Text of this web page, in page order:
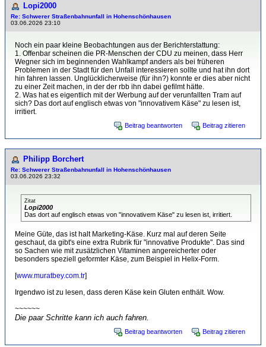
Lopi2000
Re: Schwerer Straßenbahnunfall in Hohenschönhausen
03.06.2026 23:10
Noch ein paar kleine Beobachtungen aus der Berichterstattung:
1. Offenbar scheinen die PR-Menschen der CDU zu meinen, dass Herr
Wegner sich im beginnenden Wahlkampf anders als bei früheren
Problemen in der Stadt für den Unfall interessieren sollte und hat ihn dort
hin fahren lassen. Unglücklicherweise (für ihn?) konnte er dies aber nicht
zu einer Zeit machen, in der der rbb ihn dabei gefilmt hätte.
2. Was hat es eigentlich mit der Werbung auf der verunfallten Tram auf
sich? Das dort auf englisch etwas von "innovativem Käse" zu lesen ist,
irritiert.
Beitrag beantworten Beitrag zitieren
Philipp Borchert
Re: Schwerer Straßenbahnunfall in Hohenschönhausen
03.06.2026 23:32
Zitat
Lopi2000
Das dort auf englisch etwas von "innovativem Käse" zu lesen ist, irritiert.
Meine Güte, das ist halt Marketing-Käse. Kurz mal auf deren Seite
geschaut, da gibt's eine extra Rubrik für "innovative Produkte". Das sind
so Sachen wie mit zusätzlichen Vitaminen angereicherter oder
besonders speziell geformter Käse, zum Beispiel in Helix-Form.
[www.muratbey.com.tr]
Irgendwo ist zu lesen, dass deren Käse kein Gluten enthält. Wow.
~~~~~~
Die paar Schritte kann ich auch fahren.
Beitrag beantworten Beitrag zitieren